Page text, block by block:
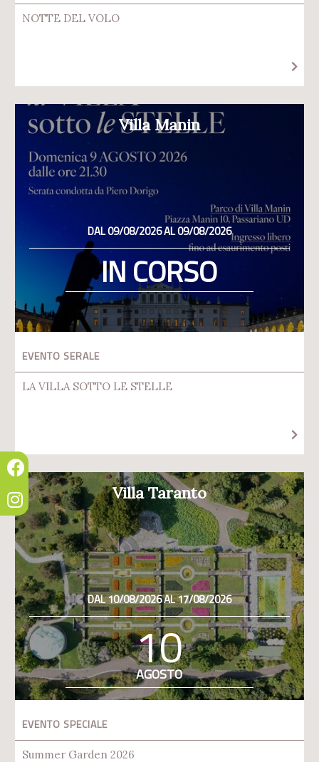
NOTTE DEL VOLO
Villa Manin
DAL 09/08/2026 AL 09/08/2026
IN CORSO
EVENTO SERALE
LA VILLA SOTTO LE STELLE
Villa Taranto
DAL 10/08/2026 AL 17/08/2026
10
AGOSTO
EVENTO SPECIALE
Summer Garden 2026